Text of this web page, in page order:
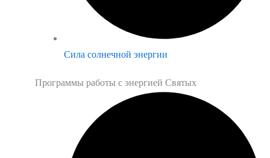
Сила солнечной энергии
Программы работы с энергией Святых